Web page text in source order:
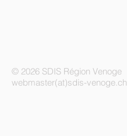
© 2026 SDIS Région Venoge
webmaster(at)sdis-venoge.ch